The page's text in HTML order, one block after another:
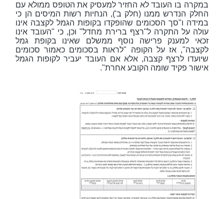
במקרה בו העובד לא החזיר למעסיק את הטופס ממולא עם
החלק הנדרש ממנו (חלק ב'), הנחיות רשות המיסים הן כי
במידה ו"סך הסכומים שהופקדו בקופות הגמל לקצבה אינו
עולה על התקרה ל"רצף ברירת מחדל" וכן, כי "העובד אינו
זכאי למענק פרישה נוסף ממשלם שאינו בקופת גמל
לקצבה", אז על הקופה "לראות בסכומים כאמור סכומים
שיועדו לרצף קצבה, אלא אם העובד יעביר לקופות הגמל
אישור פקיד שומה הקובע אחרת".